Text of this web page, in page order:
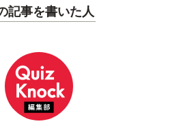
記事を書いた人